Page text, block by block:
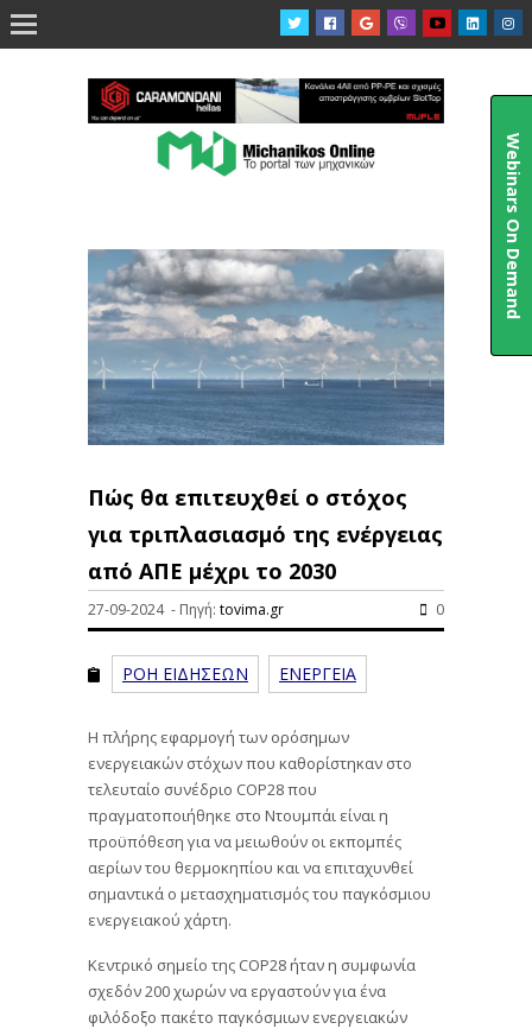

Πώς θα επιτευχθεί ο στόχος
για τριπλασιασμό της ενέργειας
από ΑΠΕ μέχρι το 2030
27-09-2024 - Πηγή: tovima.gr 0
ΡΟΗ ΕΙΔΗΣΕΩΝ ΕΝΕΡΓΕΙΑ
Η πλήρης εφαρμογή των ορόσημων
ενεργειακών στόχων που καθορίστηκαν στο
τελευταίο συνέδριο COP28 που
πραγματοποιήθηκε στο Ντουμπάι είναι η
προϋπόθεση για να μειωθούν οι εκπομπές
αερίων του θερμοκηπίου και να επιταχυνθεί
σημαντικά ο μετασχηματισμός του παγκόσμιου
ενεργειακού χάρτη.
Κεντρικό σημείο της COP28 ήταν η συμφωνία
σχεδόν 200 χωρών να εργαστούν για ένα
φιλόδοξο πακέτο παγκόσμιων ενεργειακών
Webinars On Demand